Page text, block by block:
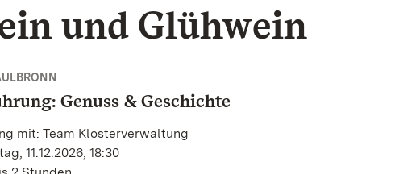
und Glühwein
Genuss & Geschichte
mit: Team Klosterverwaltung
11.12.2026, 18:30